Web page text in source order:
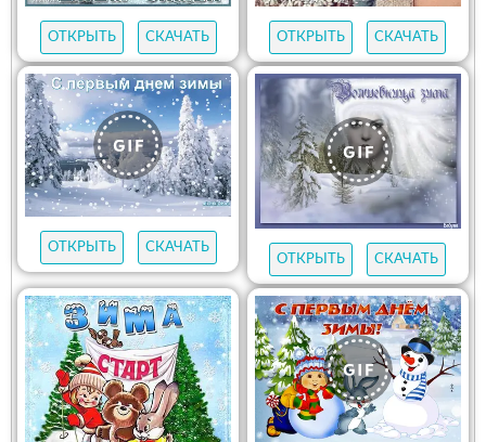
ОТКРЫТЬ СКАЧАТЬ ОТКРЫТЬ СКАЧАТЬ
ОТКРЫТЬ
СКАЧАТЬ
ОТКРЫТЬ
СКАЧАТЬ